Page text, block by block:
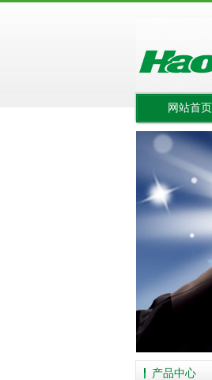
网站首页
产品中心